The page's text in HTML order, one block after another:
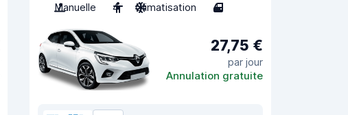
Manuelle
4 Climatisation 4
27,75 €
par jour
Annulation gratuite